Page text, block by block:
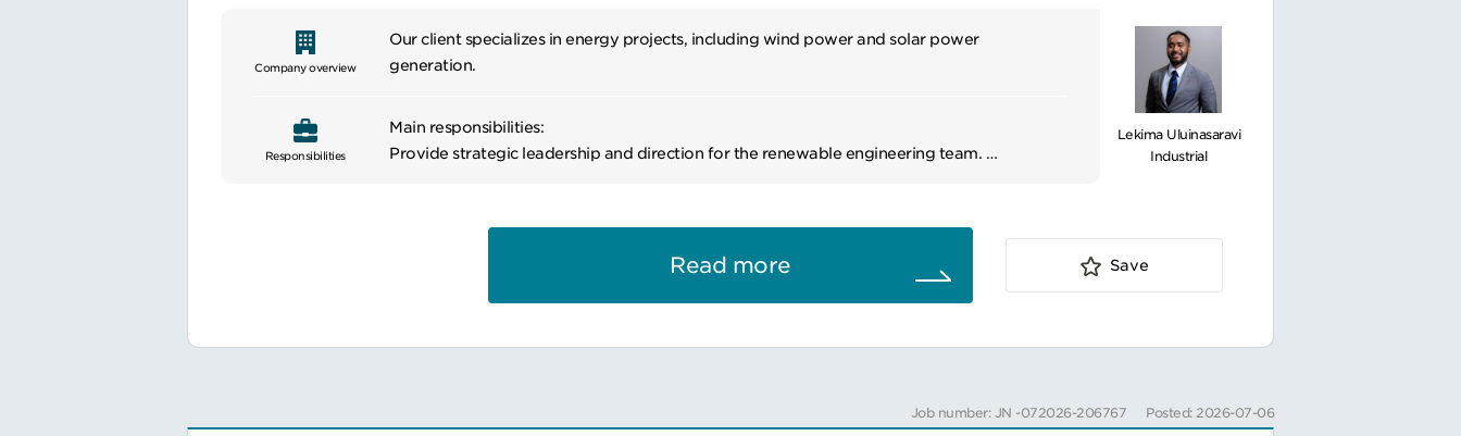
プロジェクトマネージャーやセールス、マーケティング担当者やBD等幅広いポジションがある為、個人の
やる気次第でチャレンジしていただける環境です。
━━━━━━━━━━━━━━━#spotlightjob2
Company overview
Our client specializes in energy projects, including wind power and solar power
generation.
Responsibilities
Main responsibilities:
Provide strategic leadership and direction for the renewable engineering team.
assist in obtaining project certifications and permits.
Provide details and manage the engineering scope of work with third-party consultant,
Lekima Uluinasaravi
Industrial
Read more Save
Job number: JN -072026-206767 Posted: 2026-07-06